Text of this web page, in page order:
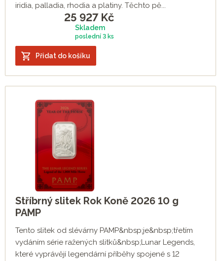
iridia, palladia, rhodia a platiny. Těchto pě...
25 927 Kč
Skladem
poslední 3 ks
Přidat do košíku
Stříbrný slitek Rok Koně 2026 10 g
PAMP
Tento slitek od slévárny PAMP&nbsp;je&nbsp;třetím
vydáním série ražených slitků&nbsp;Lunar Legends,
které vyprávějí legendární příběhy spojené s 12